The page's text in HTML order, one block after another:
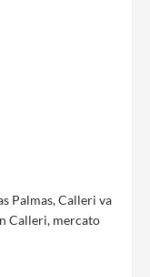
Palmas,Calleri va
Calleri, mercato